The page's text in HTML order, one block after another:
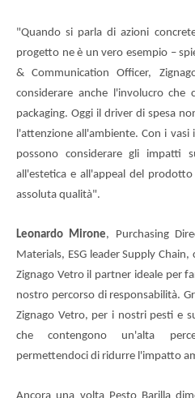
"Quando si parla di azioni
progetto ne è un vero esempio –
& Communication Officer,
considerare anche l'involucro
packaging. Oggi il driver di spesa
l'attenzione all'ambiente. Con i
possono considerare gli impatti
all'estetica e all'appeal del
assoluta qualità".
Leonardo Mirone, Purchasing
Materials, ESG leader Supply
Zignago Vetro il partner ideale per
nostro percorso di responsabilità.
Zignago Vetro, per i nostri pesti e
che contengono un'alta
permettendoci di ridurre l'impatto